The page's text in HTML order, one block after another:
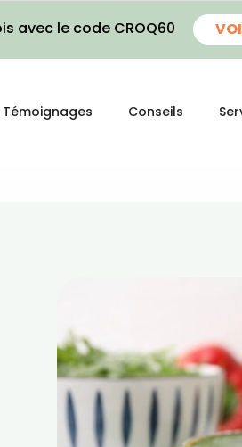
avec le code CROQ60
Témoignages Conseils